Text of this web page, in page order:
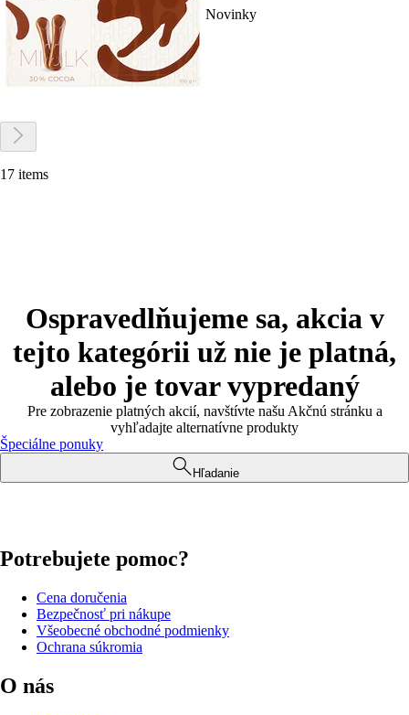
Novinky
17 items
Ospravedlňujeme sa, akcia v
tejto kategórii už nie je platná,
alebo je tovar vypredaný
Pre zobrazenie platných akcií, navštívte našu Akčnú stránku a
vyhľadajte alternatívne produkty
Špeciálne ponuky
Hľadanie
Potrebujete pomoc?
Cena doručenia
Bezpečnosť pri nákupe
Všeobecné obchodné podmienky
Ochrana súkromia
O nás